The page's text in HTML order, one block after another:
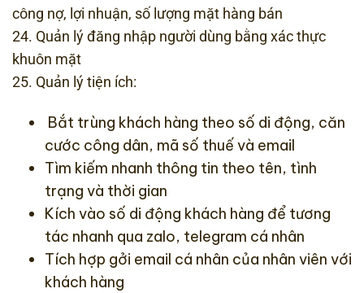
công nợ, lợi nhuận, số lượng mặt hàng bán
24. Quản lý đăng nhập người dùng bằng xác thực
khuôn mặt
25. Quản lý tiện ích:
Bắt trùng khách hàng theo số di động, căn
cước công dân, mã số thuế và email
Tìm kiếm nhanh thông tin theo tên, tình
trạng và thời gian
Kích vào số di động khách hàng để tương
tác nhanh qua zalo, telegram cá nhân
Tích hợp gởi email cá nhân của nhân viên với
khách hàng